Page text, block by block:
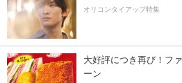
オリコンタイアップ特集
大好評につき再び！フ
ーン